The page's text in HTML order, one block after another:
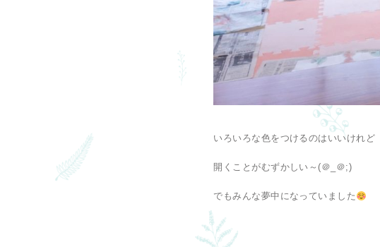
いろいろな色をつけるのはいいけれど
開くことがむずかしい～(＠_＠;)
でもみんな夢中になっていました